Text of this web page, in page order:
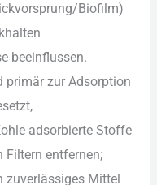
Biofilm)
beeinflussen.
primär z‬ur Adsorption
adsorbierte Stoffe
Filtern entfernen;
zuverlässiges Mittel